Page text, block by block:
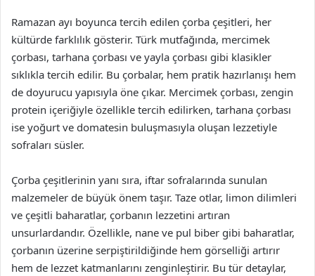
Ramazan ayı boyunca tercih edilen çorba çeşitleri, her
kültürde farklılık gösterir. Türk mutfağında, mercimek
çorbası, tarhana çorbası ve yayla çorbası gibi klasikler
sıklıkla tercih edilir. Bu çorbalar, hem pratik hazırlanışı hem
de doyurucu yapısıyla öne çıkar. Mercimek çorbası, zengin
protein içeriğiyle özellikle tercih edilirken, tarhana çorbası
ise yoğurt ve domatesin buluşmasıyla oluşan lezzetiyle
sofraları süsler.
Çorba çeşitlerinin yanı sıra, iftar sofralarında sunulan
malzemeler de büyük önem taşır. Taze otlar, limon dilimleri
ve çeşitli baharatlar, çorbanın lezzetini artıran
unsurlardandır. Özellikle, nane ve pul biber gibi baharatlar,
çorbanın üzerine serpiştirildiğinde hem görselliği artırır
hem de lezzet katmanlarını zenginleştirir. Bu tür detaylar,